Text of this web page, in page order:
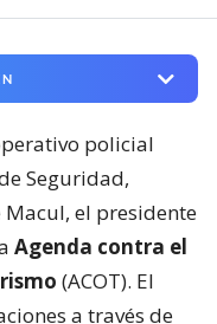
policial
Seguridad,
Macul, el presidente
Agenda contra el
(ACOT). El
a través de